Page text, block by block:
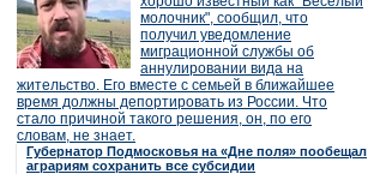
молочник", сообщил, что
получил уведомление
миграционной службы об
аннулировании вида на
жительство. Его вместе с семьей в ближайшее
время должны депортировать из России. Что
стало причиной такого решения, он, по его
словам, не знает.
Губернатор Подмосковья на «Дне поля» пообещал
аграриям сохранить все субсидии